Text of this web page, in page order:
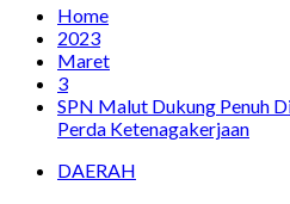
Home
2023
Maret
3
SPN Malut Dukung Penuh
Perda Ketenagakerjaan
DAERAH